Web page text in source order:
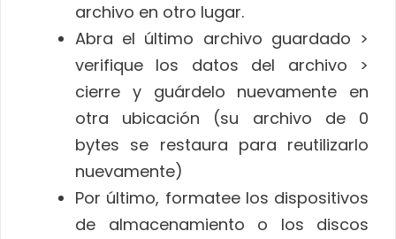
archivo en otro lugar.
Abra el último archivo guardado >
verifique los datos del archivo >
cierre y guárdelo nuevamente en
otra ubicación (su archivo de 0
bytes se restaura para reutilizarlo
nuevamente)
Por último, formatee los dispositivos
de almacenamiento o los discos